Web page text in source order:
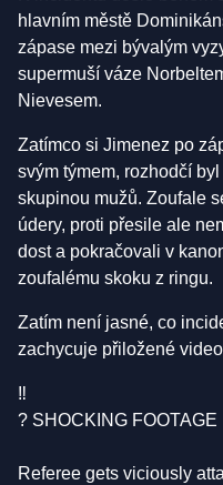
hlavním městě
zápase mezi bývalým
supermuší váze
Nievesem.
Zatímco si Jimenez po
svým týmem, rozhodčí
skupinou mužů. Zoufale
údery, proti přesile ale
dost a pokračovali v
zoufalému skoku z ringu.
Zatím není jasné, co
zachycuje přiložené
‼️
? SHOCKING FOOTAGE
Referee gets viciously